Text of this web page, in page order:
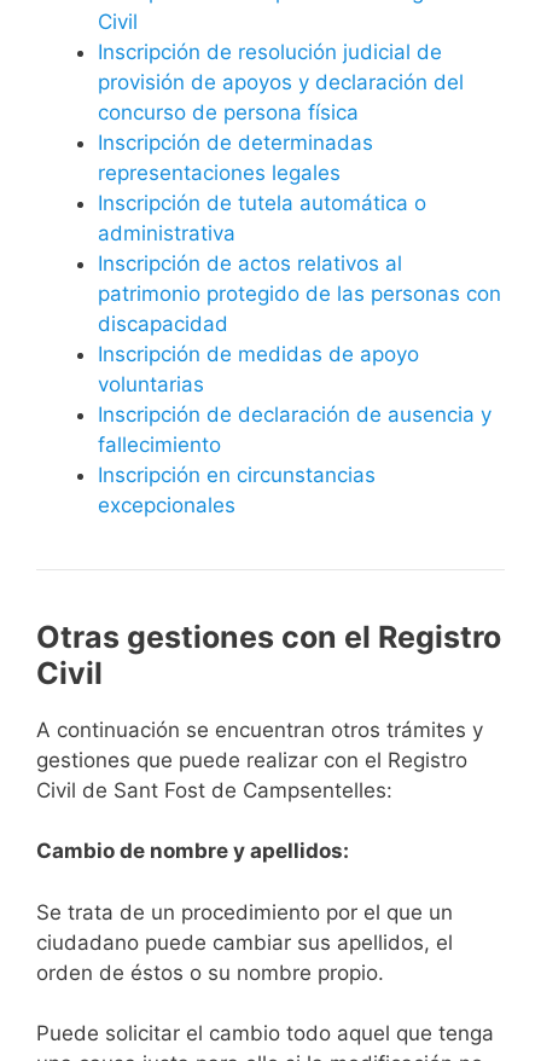
Civil
Inscripción de resolución judicial de
provisión de apoyos y declaración del
concurso de persona física
Inscripción de determinadas
representaciones legales
Inscripción de tutela automática o
administrativa
Inscripción de actos relativos al
patrimonio protegido de las personas con
discapacidad
Inscripción de medidas de apoyo
voluntarias
Inscripción de declaración de ausencia y
fallecimiento
Inscripción en circunstancias
excepcionales
Otras gestiones con el Registro
Civil
A continuación se encuentran otros trámites y
gestiones que puede realizar con el Registro
Civil de Sant Fost de Campsentelles:
Cambio de nombre y apellidos:
Se trata de un procedimiento por el que un
ciudadano puede cambiar sus apellidos, el
orden de éstos o su nombre propio.
Puede solicitar el cambio todo aquel que tenga